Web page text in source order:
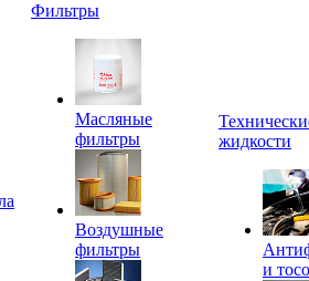
Фильтры
Масляные
фильтры
Воздушные
фильтры
жидкости
и